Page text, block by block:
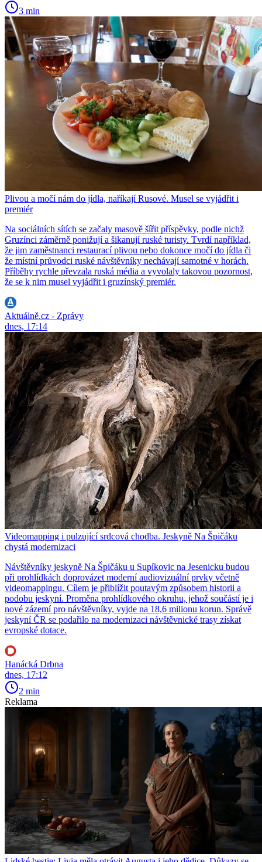
3 min
Plivou a močí nám do jídla, naříkají Rusové. Musel se vyjádřit i
premiér
Na sociálních sítích se začaly masově šířit příspěvky, podle nichž
Gruzínci záměrně ponižují a šikanují ruské turisty. Tvrdí například,
že jim zaměstnanci restaurací plivou nebo dokonce močí do jídla či
že místní průvodci ruské návštěvníky nechávají samotné v horách.
Příběhy rychle převzala ruská média a vyvolaly takovou pozornost,
že se k nim musel vyjádřit i gruzínský premiér.
Aktuálně.cz - Zprávy
dnes, 17:14
Videomapping i pulzující srdcová chodba. Jeskyně Na Špičáku
chystá modernizaci
Návštěvníky jeskyně Na Špičáku u Supíkovic na Jesenicku budou
při prohlídkách doprovázet moderní audiovizuální prvky včetně
videomappingu. Cílem je přiblížit poutavým způsobem historii a
podobu jeskyní. Proměna prohlídkového okruhu, jehož součástí je i
nové zázemí pro návštěvníky, vyjde na 18,6 milionu korun. Správě
jeskyní ČR se podařilo na modernizaci návštěvnické trasy získat
evropské dotace.
Hanácká Drbna
dnes, 17:12
2 min
Reklama